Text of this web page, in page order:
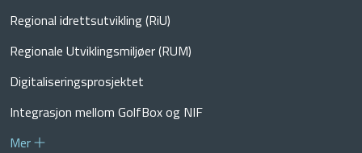
Regional idrettsutvikling (RiU)
Regionale Utviklingsmiljøer (RUM)
Digitaliseringsprosjektet
Integrasjon mellom GolfBox og NIF
Mer